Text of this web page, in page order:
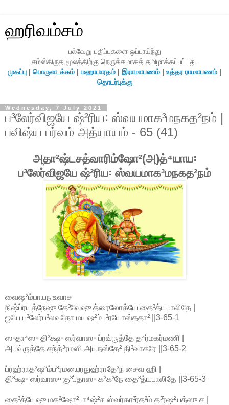
ஹரிவம்சம்
பல்வேறு பதிப்புகளை ஒப்பாய்ந்து
சம்ஸ்கிருத மூலத்திற்கு நெருக்கமாகத் தமிழாக்கப்பட்டது.
முகப்பு | பொருளடக்கம் | மஹாபாரதம் | இராமாயணம் | உத்தர ராமாயணம் |
தொடர்புக்கு
Wednesday, 7 July 2021
ப³லேர்விஜயே ஷ்²ரிய꞉ ஸ்வயமாக³மநகத²நம் |
பவிஷ்ய பர்வம் அத்யாயம் - 65 (41)
அதா²ஷ்டசத்வாரிம்ஷோ²(அ)த்⁴யாய꞉
ப³லேர்விஜயே ஷ்²ரிய꞉ ஸ்வயமாக³மநகத²நம்
வைஷ²ம்பாயந உவாச
நிஷ்ப்ரயத்நேஷு தே³வேஷு த்ரைலோக்யே தை³த்யபாலிதே |
ஜயே ப³லேர்ப³லவதோ மயஷ²ம்ப³ரயோஸ்ததா² ||3-65-1
ஸுதா⁴ஸு தி³க்ஷு ஸர்வாஸு ப்ரவ்ருத்தே த⁴ர்மகர்மணி |
அபவ்ருத்தே சந்த்³ரமஸி அயநஸ்தே² தி³வாகரே ||3-65-2
ப்ரஹ்ராத³ஷ²ம்ப³ரமயைரநுஹ்ராதே³ந சைவ ஹி |
தி³க்ஷு ஸர்வாஸு கு³ப்தாஸு க³க³நே தை³த்யபாலிதே ||3-65-3
தை³த்யேஷு மக²ஷோ²பா⁴ஷ்²ச ஸ்வர்கா³ர்த²ம் த³ர்ஷ²யத்ஸு ச |